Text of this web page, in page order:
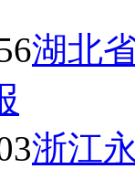
湖北
浙江